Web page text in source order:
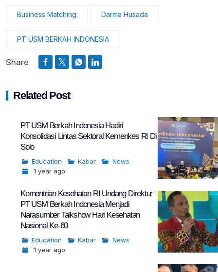
Business Matching Darma Husada
PT USM BERKAH INDONESIA
Share
Related Post
PT USM Berkah Indonesia Hadiri
Konsolidasi Lintas Sektoral Kemenkes RI Di
Solo
Education Kabar
News
1 year ago
Kementrian Kesehatan RI Undang Direktur
PT USM Berkah Indonesia Menjadi
Narasumber Talkshow Hari Kesehatan
Nasional Ke-60
Education Kabar
News
1 year ago